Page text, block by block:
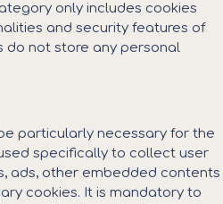
only includes cookies
and security features of
do not store any personal
particularly necessary for the
specifically to collect user
ads, other embedded contents
cookies. It is mandatory to